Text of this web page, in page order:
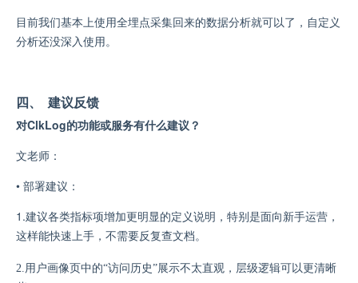
目前我们基本上使用全埋点采集回来的数据分析就可以了，自定义
分析还没深入使用。
四、 建议反馈
对ClkLog的功能或服务有什么建议？
文老师：
• 部署建议：
1.建议各类指标项增加更明显的定义说明，特别是面向新手运营，
这样能快速上手，不需要反复查文档。
2. 用户画像页中的“访问历史”展示不太直观，层级逻辑可以更清晰